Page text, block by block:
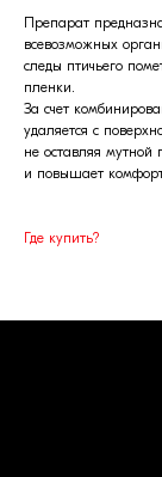
Препарат
всевозможных
следы птичьего
пленки.
За счет
удаляется с
не оставляя
и повышает
Где купить?